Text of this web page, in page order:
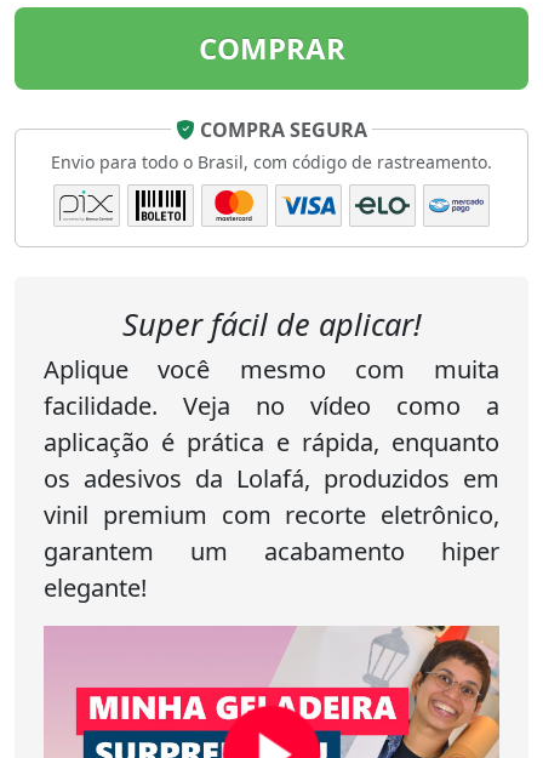
COMPRAR
COMPRA SEGURA
Envio para todo o Brasil, com código de rastreamento.
Super fácil de aplicar!
Aplique você mesmo com muita
facilidade. Veja no vídeo como a
aplicação é prática e rápida, enquanto
os adesivos da Lolafá, produzidos em
vinil premium com recorte eletrônico,
garantem um acabamento hiper
elegante!